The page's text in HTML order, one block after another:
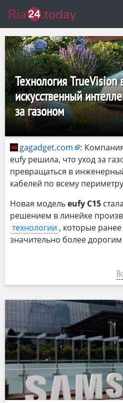
Технология
искусственный
за газоном
gagadget.com :
eufy решила, что уход за
превращаться в
кабелей по всему
Новая модельeufy C15
решением в линейке
технологии , которые
значительно более дорогим